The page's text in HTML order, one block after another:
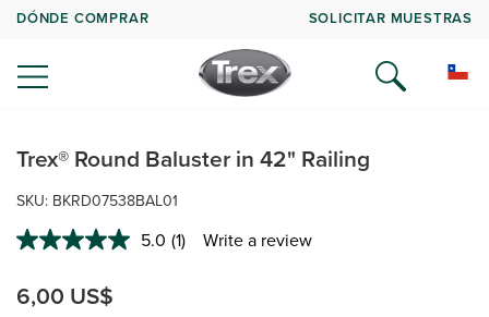
DÓNDE COMPRAR SOLICITAR MUESTRAS
Trex® Round Baluster in 42" Railing
SKU: BKRD07538BAL01
5.0 Read
(1) Write a review
6,00 US$